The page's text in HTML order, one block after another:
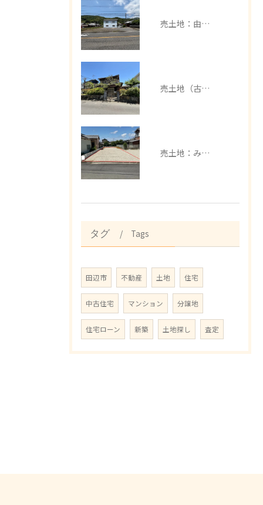
売土地：由良町中
売土地（古家有）：みなべ町芝
売土地：みなべ町埴田
タグ Tags
田辺市 不動産 土地 住宅
中古住宅 マンション 分譲地
住宅ローン 新築 土地探し 査定